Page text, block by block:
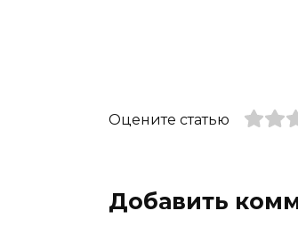
Оцените статью
Добавить